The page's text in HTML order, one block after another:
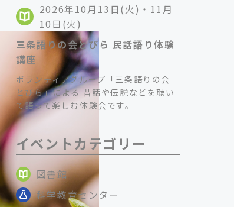
2026年10月13日(火)・11月
10日(火)
三条語りの会とびら 民話語り体験
講座
ボランティアグループ「三条語りの会
とびら」による 昔話や伝説などを聴い
て語って楽しむ体験会です。
イベントカテゴリー
図書館
科学教育センター